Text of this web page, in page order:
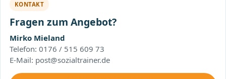
KONTAKT
Fragen zum Angebot?
Mirko Mieland
Telefon: 0176 / 515 609 73
E-Mail: post@sozialtrainer.de